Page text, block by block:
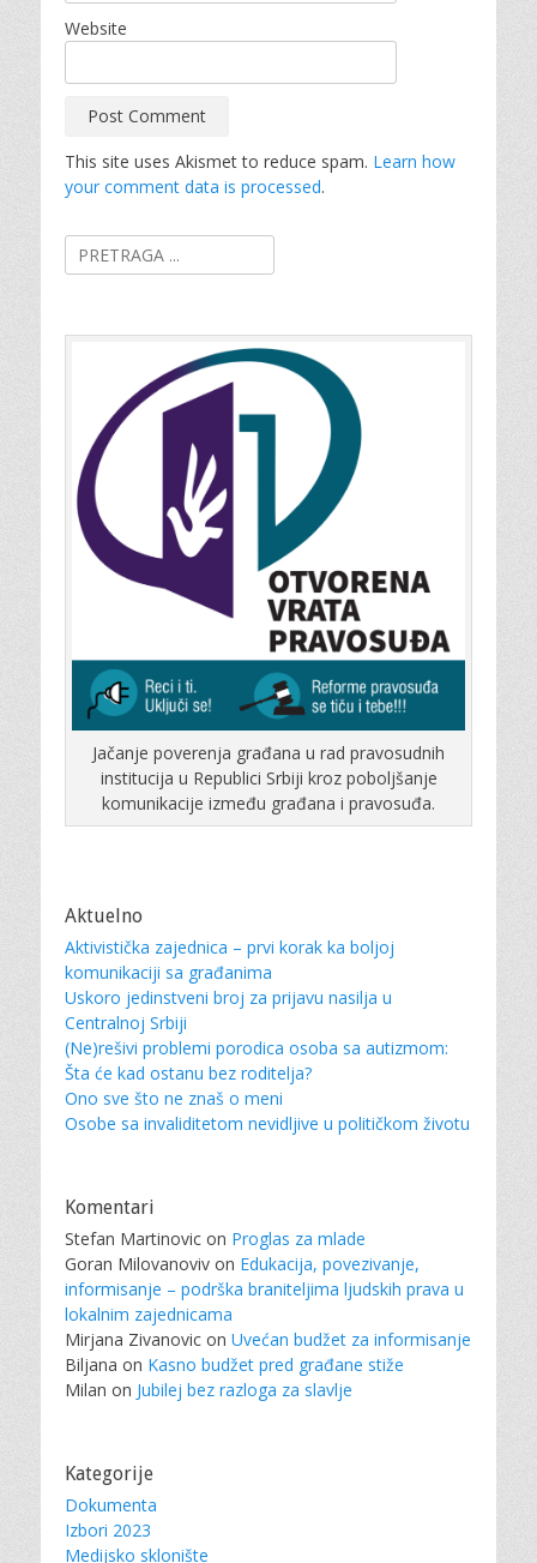
Website
This site uses Akismet to reduce spam. Learn how
your comment data is processed.
Search
for:
Jačanje poverenja građana u rad pravosudnih
institucija u Republici Srbiji kroz poboljšanje
komunikacije između građana i pravosuđa.
Aktuelno
Aktivistička zajednica – prvi korak ka boljoj
komunikaciji sa građanima
Uskoro jedinstveni broj za prijavu nasilja u
Centralnoj Srbiji
(Ne)rešivi problemi porodica osoba sa autizmom:
Šta će kad ostanu bez roditelja?
Ono sve što ne znaš o meni
Osobe sa invaliditetom nevidljive u političkom životu
Komentari
Stefan Martinovic on Proglas za mlade
Goran Milovanoviv on Edukacija, povezivanje,
informisanje – podrška braniteljima ljudskih prava u
lokalnim zajednicama
Mirjana Zivanovic on Uvećan budžet za informisanje
Biljana on Kasno budžet pred građane stiže
Milan on Jubilej bez razloga za slavlje
Kategorije
Dokumenta
Izbori 2023
Medijsko sklonište